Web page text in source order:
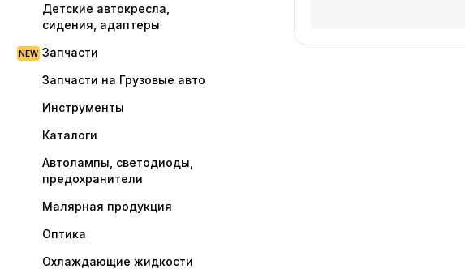
Детские автокресла,
сидения, адаптеры
Запчасти
Запчасти на Грузовые авто
Инструменты
Каталоги
Автолампы, светодиоды,
предохранители
Малярная продукция
Оптика
Охлаждающие жидкости